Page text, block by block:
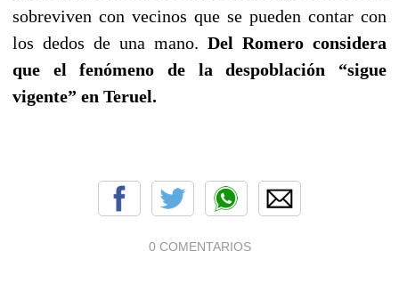
sobreviven con vecinos que se pueden contar con
los dedos de una mano. Del Romero considera
que el fenómeno de la despoblación “sigue
vigente” en Teruel.
0 COMENTARIOS